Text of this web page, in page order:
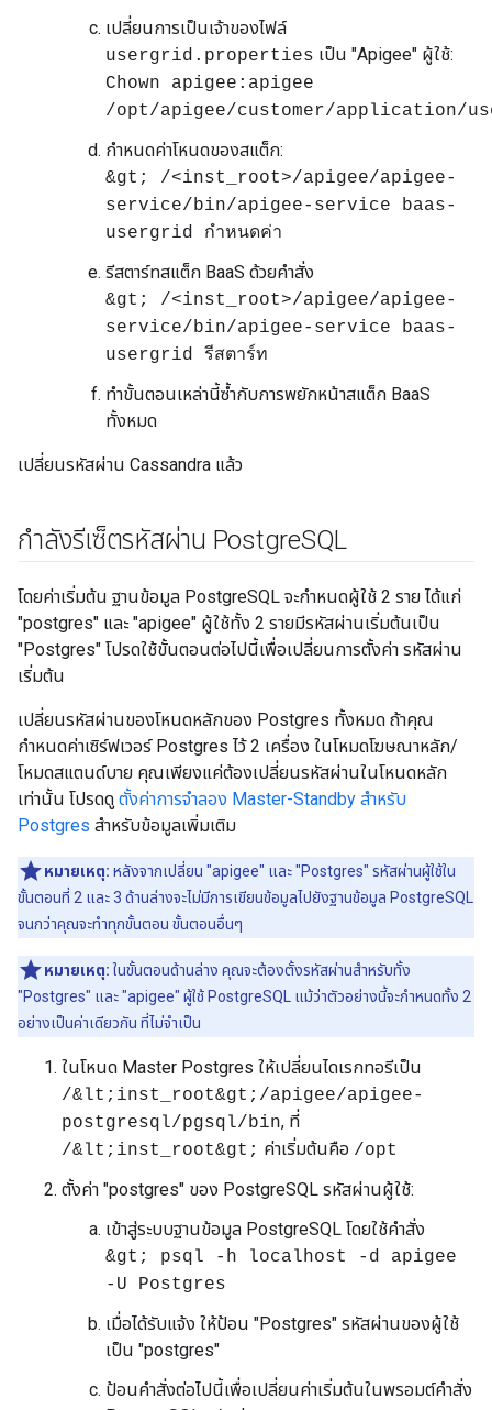
เปลี่ยนการเป็นเจ้าของไฟล์
usergrid.properties เป็น "Apigee" ผู้ใช้:
Chown apigee:apigee
/opt/apigee/customer/application/
กำหนดค่าโหนดของสแต็ก:
&gt; /<inst_root>/apigee/apigee-
service/bin/apigee-service baas-
usergrid กำหนดค่า
รีสตาร์ทสแต็ก BaaS ด้วยคำสั่ง
&gt; /<inst_root>/apigee/apigee-
service/bin/apigee-service baas-
usergrid รีสตาร์ท
ทำขั้นตอนเหล่านี้ซ้ำกับการพยักหน้าสแต็ก BaaS
ทั้งหมด
เปลี่ยนรหัสผ่าน Cassandra แล้ว
กำลังรีเซ็ตรหัสผ่าน PostgreSQL
โดยค่าเริ่มต้น ฐานข้อมูล PostgreSQL จะกำหนดผู้ใช้ 2 ราย ได้แก่
"postgres" และ "apigee" ผู้ใช้ทั้ง 2 รายมีรหัสผ่านเริ่มต้นเป็น
"Postgres" โปรดใช้ขั้นตอนต่อไปนี้เพื่อเปลี่ยนการตั้งค่า รหัสผ่าน
เริ่มต้น
เปลี่ยนรหัสผ่านของโหนดหลักของ Postgres ทั้งหมด ถ้าคุณ
กำหนดค่าเซิร์ฟเวอร์ Postgres ไว้ 2 เครื่อง ในโหมดโฆษณาหลัก/
โหมดสแตนด์บาย คุณเพียงแค่ต้องเปลี่ยนรหัสผ่านในโหนดหลัก
เท่านั้น โปรดดู ตั้งค่าการจำลอง Master-Standby สำหรับ
Postgres สำหรับข้อมูลเพิ่มเติม
หมายเหตุ: หลังจากเปลี่ยน "apigee" และ "Postgres" รหัสผ่านผู้ใช้ใน
ขั้นตอนที่ 2 และ 3 ด้านล่างจะไม่มีการเขียนข้อมูลไปยังฐานข้อมูล PostgreSQL
จนกว่าคุณจะทำทุกขั้นตอน ขั้นตอนอื่นๆ
หมายเหตุ: ในขั้นตอนด้านล่าง คุณจะต้องตั้งรหัสผ่านสำหรับทั้ง
"Postgres" และ "apigee" ผู้ใช้ PostgreSQL แม้ว่าตัวอย่างนี้จะกำหนดทั้ง 2
อย่างเป็นค่าเดียวกัน ที่ไม่จำเป็น
ในโหนด Master Postgres ให้เปลี่ยนไดเรกทอรีเป็น
/&lt;inst_root&gt;/apigee/apigee-
postgresql/pgsql/bin, ที่
/&lt;inst_root&gt; ค่าเริ่มต้นคือ /opt
ตั้งค่า "postgres" ของ PostgreSQL รหัสผ่านผู้ใช้:
เข้าสู่ระบบฐานข้อมูล PostgreSQL โดยใช้คำสั่ง
&gt; psql -h localhost -d apigee
-U Postgres
เมื่อได้รับแจ้ง ให้ป้อน "Postgres" รหัสผ่านของผู้ใช้
เป็น "postgres"
ป้อนคำสั่งต่อไปนี้เพื่อเปลี่ยนค่าเริ่มต้นในพรอมต์คำสั่ง